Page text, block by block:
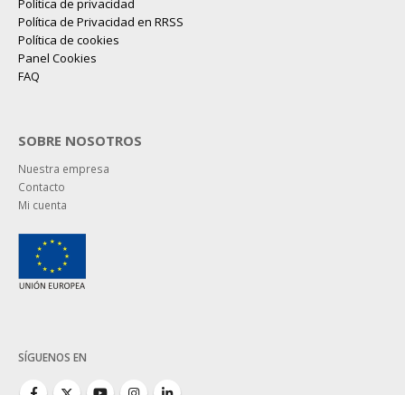
Política de Privacidad en RRSS
Política de cookies
Panel Cookies
FAQ
SOBRE NOSOTROS
Nuestra empresa
Contacto
Mi cuenta
SÍGUENOS EN